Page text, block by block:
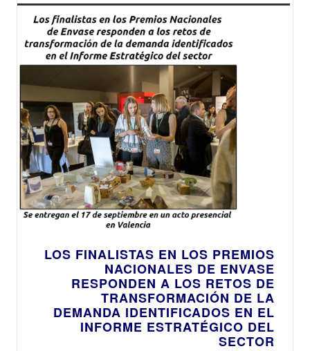
LOS FINALISTAS EN LOS PREMIOS
NACIONALES DE ENVASE
RESPONDEN A LOS RETOS DE
TRANSFORMACIÓN DE LA
DEMANDA IDENTIFICADOS EN EL
INFORME ESTRATÉGICO DEL
SECTOR